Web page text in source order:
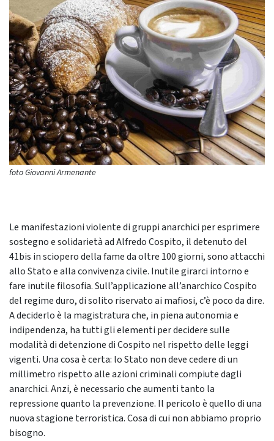
foto Giovanni Armenante
Le manifestazioni violente di gruppi anarchici per esprimere
sostegno e solidarietà ad Alfredo Cospito, il detenuto del
41bis in sciopero della fame da oltre 100 giorni, sono attacchi
allo Stato e alla convivenza civile. Inutile girarci intorno e
fare inutile filosofia. Sull’applicazione all’anarchico Cospito
del regime duro, di solito riservato ai mafiosi, c’è poco da dire.
A deciderlo è la magistratura che, in piena autonomia e
indipendenza, ha tutti gli elementi per decidere sulle
modalità di detenzione di Cospito nel rispetto delle leggi
vigenti. Una cosa è certa: lo Stato non deve cedere di un
millimetro rispetto alle azioni criminali compiute dagli
anarchici. Anzi, è necessario che aumenti tanto la
repressione quanto la prevenzione. Il pericolo è quello di una
nuova stagione terroristica. Cosa di cui non abbiamo proprio
bisogno.